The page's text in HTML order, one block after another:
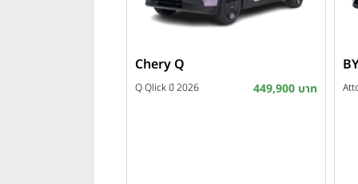
Chery Q
Q Qlick ปี 2026 449,900 บาท